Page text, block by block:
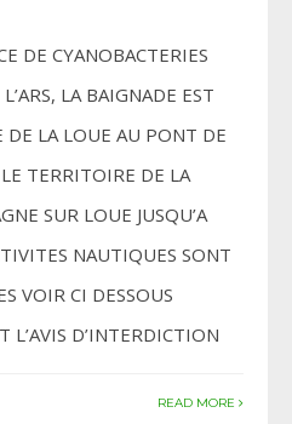
DE CYANOBACTERIES
LA BAIGNADE EST
DE LA LOUE AU PONT DE
TERRITOIRE DE LA
SUR LOUE JUSQU’A
NAUTIQUES SONT
VOIR CI DESSOUS
L’AVIS D’INTERDICTION
READ MORE